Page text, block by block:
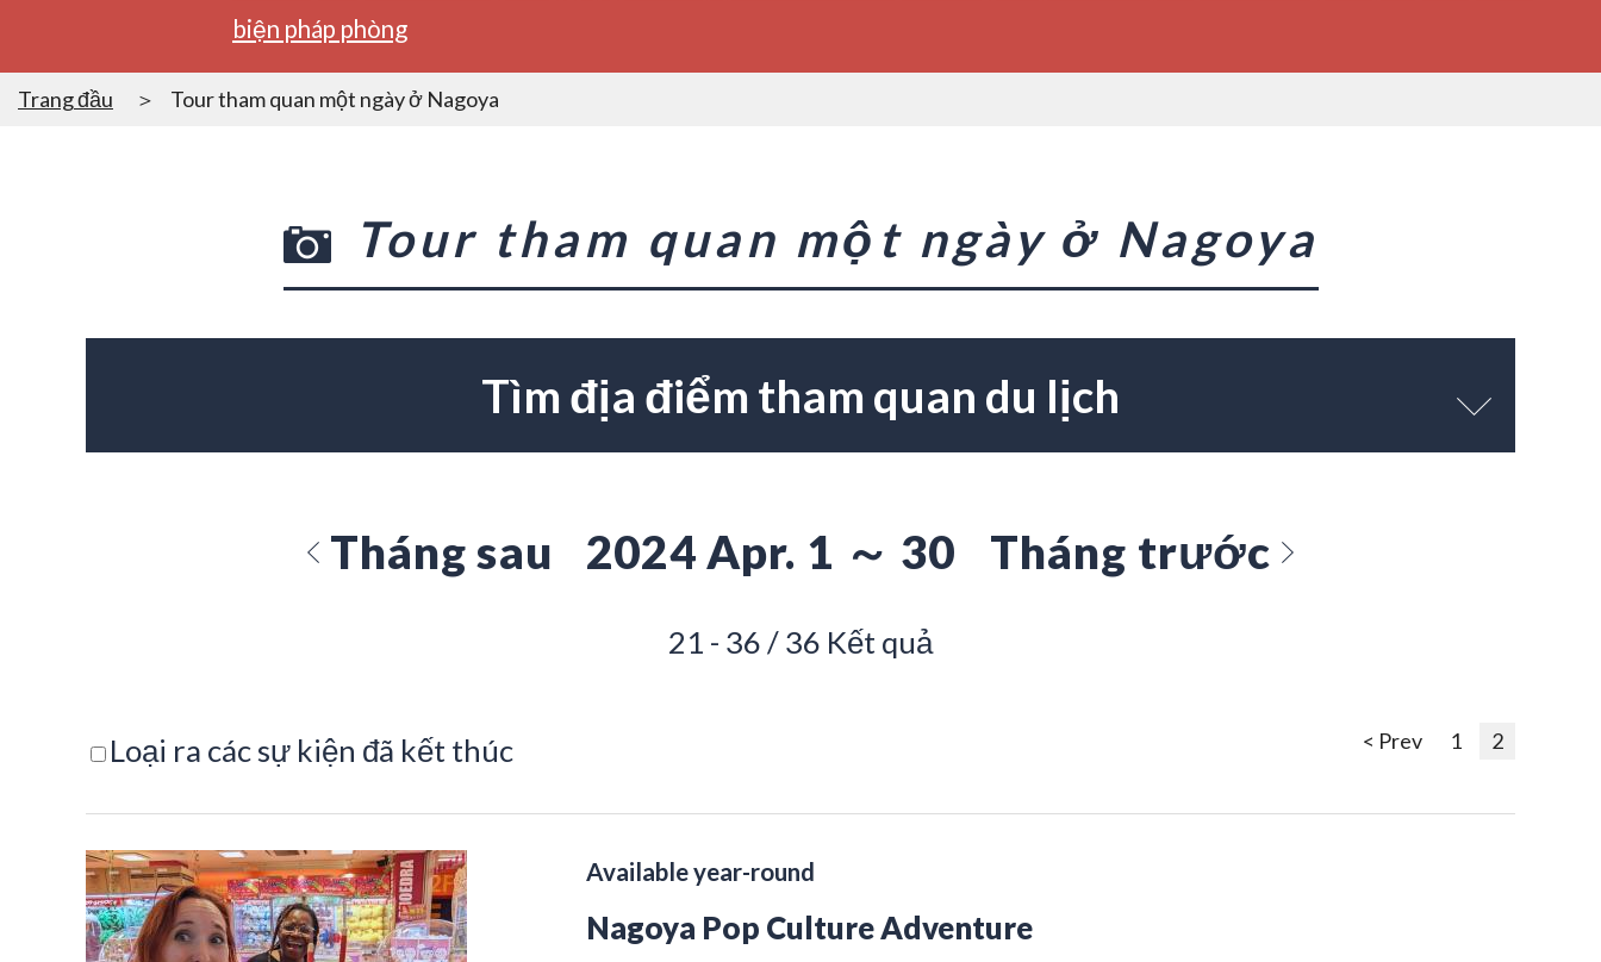
biện pháp phòng
Trang đầu Tour tham quan một ngày ở Nagoya
Tour tham quan một ngày ở Nagoya
Tìm địa điểm tham quan du lịch
Tháng sau 2024 Apr. 1 ～ 30 Tháng trước
21 - 36 / 36 Kết quả
Loại ra các sự kiện đã kết thúc < Prev 1 2
Available year-round
Nagoya Pop Culture Adventure